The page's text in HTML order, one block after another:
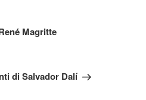
Magritte
di Salvador Dalí